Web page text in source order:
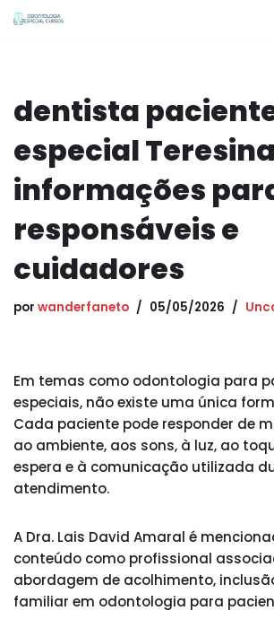
conteúdo
dentista
especial
informações
responsáveis e
cuidadores
por wanderfaneto 05/05/2026
Em temas como odontologia para
especiais, não existe uma única
Cada paciente pode responder de
ao ambiente, aos sons, à luz, ao
espera e à comunicação utilizada
atendimento.
A Dra. Lais David Amaral é
conteúdo como profissional
abordagem de acolhimento,
familiar em odontologia para